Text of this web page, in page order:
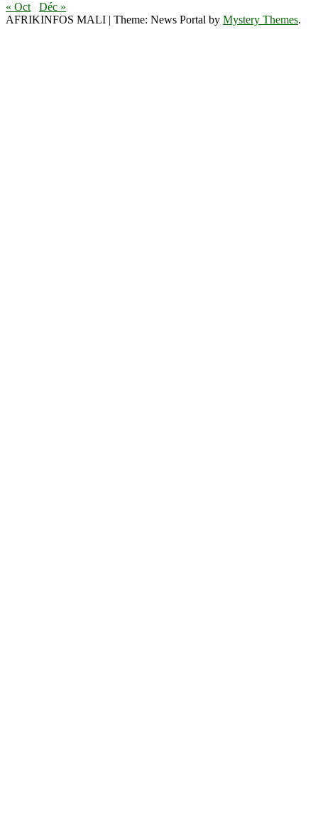
« Oct
Déc »
AFRIKINFOS MALI | Theme: News Portal by Mystery Themes.